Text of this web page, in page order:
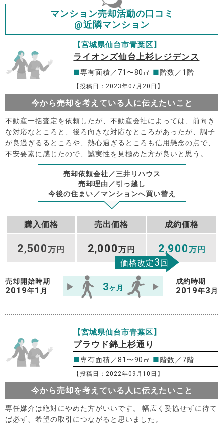
マンション売却活動の口コミ
@近隣マンション
【宮城県仙台市青葉区】
ライオンズ仙台上杉レジデンス
■専有面積／71〜80㎡ ■階数／1階
【投稿日：2023年07月20日】
今から売却を考えている人に伝えたいこと
不動産一括査定を依頼したが、不動産会社によっては、前向き
な対応なところと、後ろ向きな対応なところがあったが、調子
が良過ぎるるところや、熱心過ぎるところも信用懸念の点で、
不安要素に感じたので、誠実性を見極めた方が良いと思う。
売却依頼会社／三井リハウス
売却理由／引っ越し
今後の住まい／マンションへ買い替え
購入価格 売出価格 成約価格
2,500万円 2,000万円 2,900万円
価格改定3回
売却開始時期
2019年1 月 3ヶ月
成約時期
2019年3 月
【宮城県仙台市青葉区】
プラウド錦上杉通り
■専有面積／81〜90㎡ ■階数／7階
【投稿日：2022年09月10日】
今から売却を考えている人に伝えたいこと
専任媒介は絶対にやめた方がいいです。 幅広く妥協せずに待て
ば必ず、希望の取引につながると思いました。